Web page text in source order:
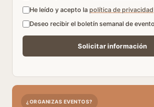
He leído y acepto la política de privacidad
Deseo recibir el boletín semanal de
¿ORGANIZAS EVENTOS?